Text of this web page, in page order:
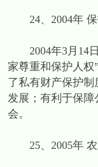
24、2004年 保
2004年3月14日
家尊重和保护人
了私有财产保护
发展；有利于保
会。
25、2005年 农